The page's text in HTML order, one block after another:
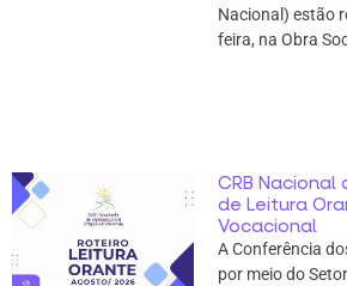
Nacional) estão
feira, na Obra
CRB Nacional
de Leitura
Vocacional
A Conferência
por meio do